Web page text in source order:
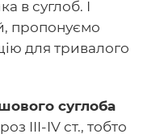
в суглоб. І
пропонуємо
для тривалого
суглоба
III-IV ст., тобто